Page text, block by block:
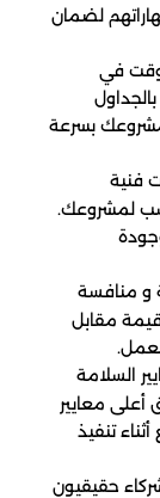
لضمان
في
مشروعك بسرعة
فنية
لمشروعك.
و منافسة
مقابل
السلامة
أعلى معايير
تنفيذ
حقيقيون